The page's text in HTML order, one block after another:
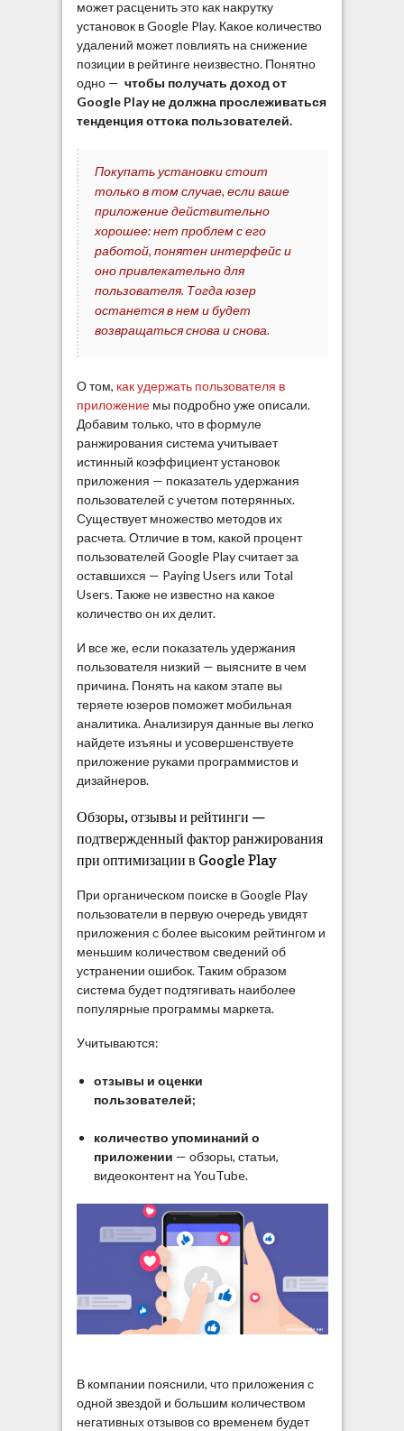
может расценить это как накрутку
установок в Google Play. Какое количество
удалений может повлиять на снижение
позиции в рейтинге неизвестно. Понятно
одно — чтобы получать доход от
Google Play не должна прослеживаться
тенденция оттока пользователей.
Покупать установки стоит
только в том случае, если ваше
приложение действительно
хорошее: нет проблем с его
работой, понятен интерфейс и
оно привлекательно для
пользователя. Тогда юзер
останется в нем и будет
возвращаться снова и снова.
О том, как удержать пользователя в
приложениемы подробно уже описали.
Добавим только, что в формуле
ранжирования система учитывает
истинный коэффициент установок
приложения — показатель удержания
пользователей с учетом потерянных.
Существует множество методов их
расчета. Отличие в том, какой процент
пользователей Google Play считает за
оставшихся — Paying Users или Total
Users. Также не известно на какое
количество он их делит.
И все же, если показатель удержания
пользователя низкий — выясните в чем
причина. Понять на каком этапе вы
теряете юзеров поможет мобильная
аналитика. Анализируя данные вы легко
найдете изъяны и усовершенствуете
приложение руками программистов и
дизайнеров.
Обзоры, отзывы и рейтинги —
подтвержденный фактор ранжирования
при оптимизации в Google Play
При органическом поиске в Google Play
пользователи в первую очередь увидят
приложения с более высоким рейтингом и
меньшим количеством сведений об
устранении ошибок. Таким образом
система будет подтягивать наиболее
популярные программы маркета.
Учитываются:
отзывы и оценки
пользователей;
количество упоминаний о
приложении — обзоры, статьи,
видеоконтент на YouTube.
В компании пояснили, что приложения с
одной звездой и большим количеством
негативных отзывов со временем будет